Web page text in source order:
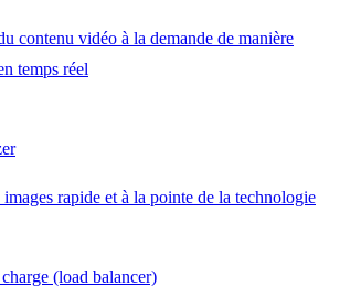
contenu vidéo à la demande de manière
temps réel
images rapide et à la pointe de la technologie
(load balancer)